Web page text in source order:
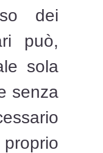
dei
può,
sola
senza